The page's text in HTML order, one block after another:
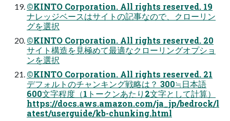
©KINTO Corporation. All rights reserved. 19
ナレッジベースはサイトの記事なので、クローリン
グを選択
©KINTO Corporation. All rights reserved. 20
サイト構造を見極めて最適なクローリングオプショ
ンを選択
©KINTO Corporation. All rights reserved. 21
デフォルトのチャンキング戦略は？ 300≒日本語
600文字程度（1トークンあたり2文字として計算）
https://docs.aws.amazon.com/ja_jp/bedrock/l
atest/userguide/kb-chunking.html